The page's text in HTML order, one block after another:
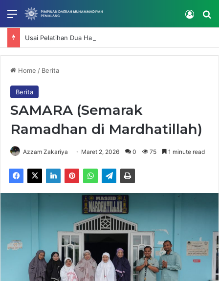
Menu Log In
Home / Berita
Berita
SAMARA (Semarak
Ramadhan di Mardhatillah)
Azzam Zakariya Maret 2, 2026 0 75 1 minute read